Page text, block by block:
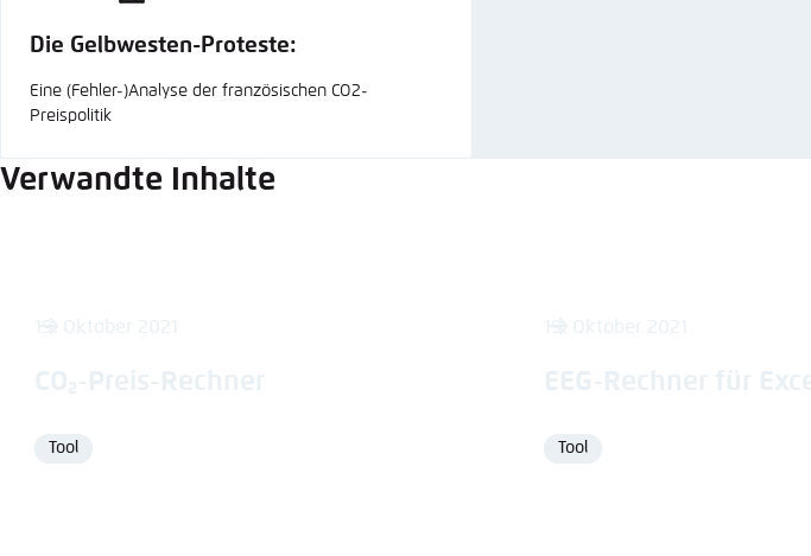
Die Gelbwesten-Proteste:
Eine (Fehler-)Analyse der französischen CO2-
Preispolitik
Verwandte Inhalte
Format
Tool Format
Tool